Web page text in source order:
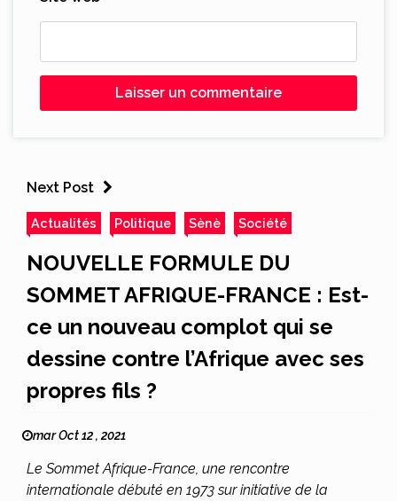
Next Post
Actualités Politique Sènè Société
NOUVELLE FORMULE DU
SOMMET AFRIQUE-FRANCE : Est-
ce un nouveau complot qui se
dessine contre l’Afrique avec ses
propres fils ?
mar Oct 12 , 2021
Le Sommet Afrique-France, une rencontre
internationale débuté en 1973 sur initiative de la